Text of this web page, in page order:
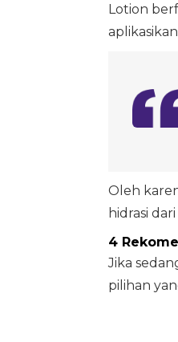
Lotion
Oleh
hidrasi
4
Jika
pilihan